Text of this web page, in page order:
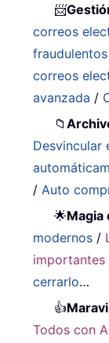
📨
correos
correos
avanzada /
📁
Desvincular
/Auto
🌟Magia
modernos /
importantes
cerrarlo…
👍
Todos con